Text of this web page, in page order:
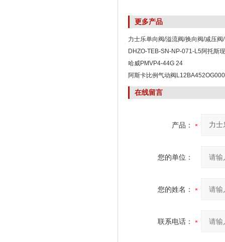
更多产品
力士乐单向阀/溢流阀/换向阀/减压阀
DHZO-TEB-SN-NP-071-L5阿托斯
哈威PMVP4-44G 24
阿斯卡比例气动阀
在线留言
产品：
您的单位：
您的姓名：
联系电话：